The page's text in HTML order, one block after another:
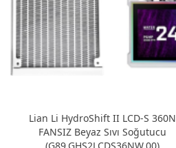
Lian Li HydroShift II LCD-S 360N
FANSIZ Beyaz Sıvı Soğutucu